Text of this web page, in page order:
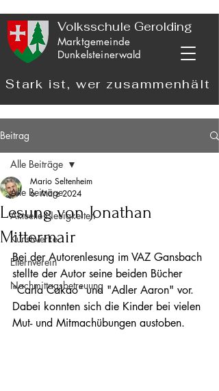
Volksschule Gerolding
Marktgemeinde
Dunkelsteinerwald
Stark ist, wer zusammenhält
Beitrag
Alle Beiträge
Aktuelle Neuigkeiten
Kunstwerke
Elternverein
Nachmittagsbetreuung
Alle Beiträge
Lesung von Jonathan
Mittermair
Mario Seltenheim
6. März 2024
Bei der Autorenlesung im VAZ Gansbach
stellte der Autor seine beiden Bücher
"Carla Cakao" und "Adler Aaron" vor.
Dabei konnten sich die Kinder bei vielen
Mut- und Mitmachübungen austoben.